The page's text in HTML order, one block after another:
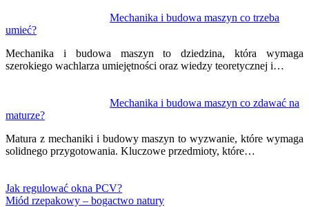
Mechanika i budowa maszyn co trzeba
umieć?
Mechanika i budowa maszyn to dziedzina, która wymaga
szerokiego wachlarza umiejętności oraz wiedzy teoretycznej i…
Mechanika i budowa maszyn co zdawać na
maturze?
Matura z mechaniki i budowy maszyn to wyzwanie, które wymaga
solidnego przygotowania. Kluczowe przedmioty, które…
Jak regulować okna PCV?
Miód rzepakowy – bogactwo natury